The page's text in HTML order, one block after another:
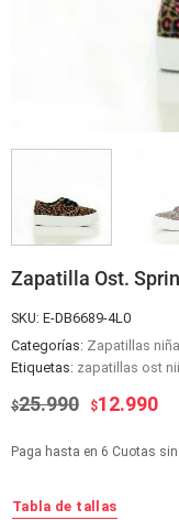
Zapatilla Ost.
SKU: E-DB6689-4L0
Categorías: Zapatillas
Etiquetas: zapatillas ost
$25.990 El
original
$12.990El
Paga hasta en 6 Cuotas
Tabla de tallas